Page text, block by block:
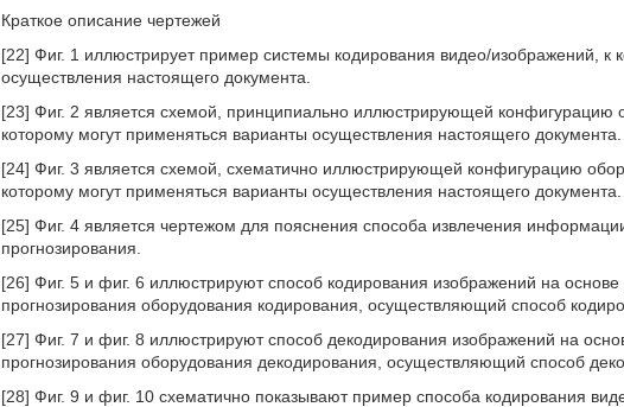
Краткое описание чертежей
[22] Фиг. 1 иллюстрирует пример системы кодирования видео/изображений, к
осуществления настоящего документа.
[23] Фиг. 2 является схемой, принципиально иллюстрирующей конфигурацию
которому могут применяться варианты осуществления настоящего документа.
[24] Фиг. 3 является схемой, схематично иллюстрирующей конфигурацию
которому могут применяться варианты осуществления настоящего документа.
[25] Фиг. 4 является чертежом для пояснения способа извлечения
прогнозирования.
[26] Фиг. 5 и фиг. 6 иллюстрируют способ кодирования изображений на
прогнозирования оборудования кодирования, осуществляющий способ
[27] Фиг. 7 и фиг. 8 иллюстрируют способ декодирования изображений на
прогнозирования оборудования декодирования, осуществляющий способ
[28] Фиг. 9 и фиг. 10 схематично показывают пример способа кодирования